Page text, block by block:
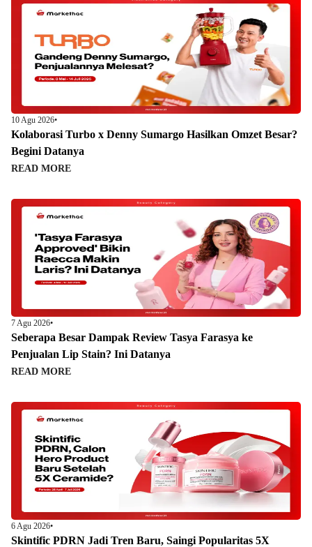
10 Agu 2026•
Kolaborasi Turbo x Denny Sumargo Hasilkan Omzet Besar?
Begini Datanya
READ MORE
7 Agu 2026•
Seberapa Besar Dampak Review Tasya Farasya ke
Penjualan Lip Stain? Ini Datanya
READ MORE
6 Agu 2026•
Skintific PDRN Jadi Tren Baru, Saingi Popularitas 5X